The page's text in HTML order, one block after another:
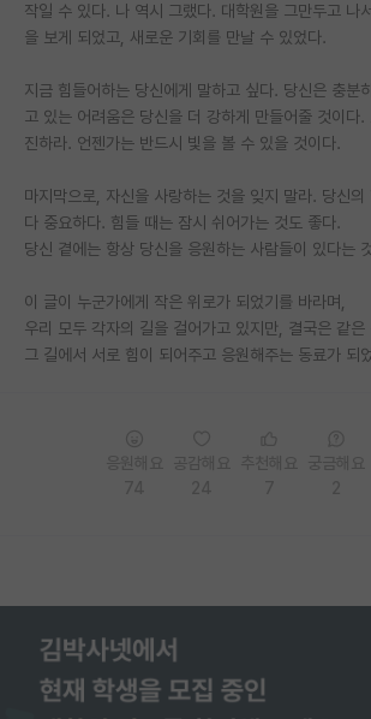
재팬라운지 🌸
작일 수 있다. 나 역시 그랬다. 대학원을 그만두고 나
을 보게 되었고, 새로운 기회를 만날 수 있었다.
지금 힘들어하는 당신에게 말하고 싶다. 당신은 충분
고 있는 어려움은 당신을 더 강하게 만들어줄 것이다
진하라. 언젠가는 반드시 빛을 볼 수 있을 것이다.
마지막으로, 자신을 사랑하는 것을 잊지 말라. 당신의
다 중요하다. 힘들 때는 잠시 쉬어가는 것도 좋다.
당신 곁에는 항상 당신을 응원하는 사람들이 있다는
이 글이 누군가에게 작은 위로가 되었기를 바라며,
우리 모두 각자의 길을 걸어가고 있지만, 결국은 같
그 길에서 서로 힘이 되어주고 응원해주는 동료가 되